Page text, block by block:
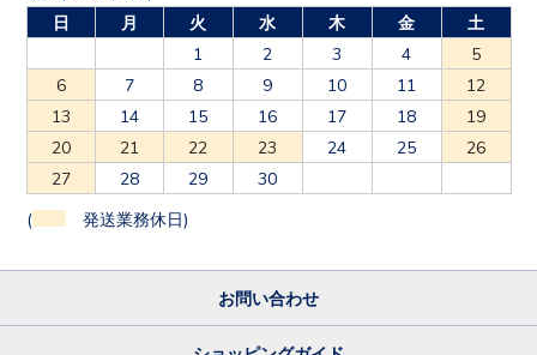
日
月 火 水 木 金
土
1
2 3 4
5
6
7 8 9 10 11
12
13
14 15 16 17 18
19
20
21 22 23 24 25
26
27
28 29 30
( 発送業務休日)
お問い合わせ